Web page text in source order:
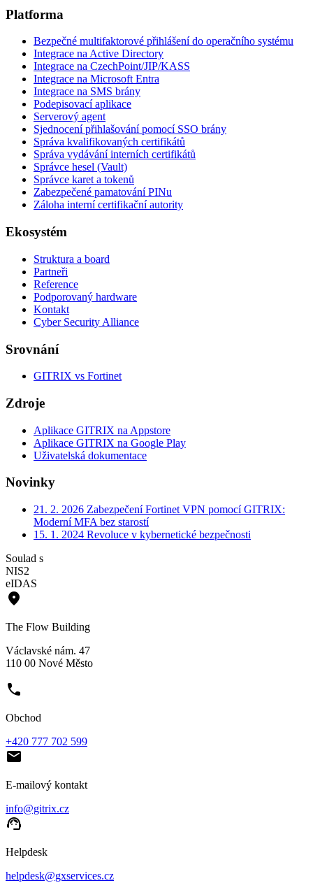
Platforma
Bezpečné multifaktorové přihlášení do operačního systému
Integrace na Active Directory
Integrace na CzechPoint/JIP/KASS
Integrace na Microsoft Entra
Integrace na SMS brány
Podepisovací aplikace
Serverový agent
Sjednocení přihlašování pomocí SSO brány
Správa kvalifikovaných certifikátů
Správa vydávání interních certifikátů
Správce hesel (Vault)
Správce karet a tokenů
Zabezpečené pamatování PINu
Záloha interní certifikační autority
Ekosystém
Struktura a board
Partneři
Reference
Podporovaný hardware
Kontakt
Cyber Security Alliance
Srovnání
GITRIX vs Fortinet
Zdroje
Aplikace GITRIX na Appstore
Aplikace GITRIX na Google Play
Uživatelská dokumentace
Novinky
21. 2. 2026 Zabezpečení Fortinet VPN pomocí GITRIX:
Moderní MFA bez starostí
15. 1. 2024 Revoluce v kybernetické bezpečnosti
Soulad s
NIS2
eIDAS
place
The Flow Building
Václavské nám. 47
110 00 Nové Město
phone
Obchod
+420 777 702 599
email
E-mailový kontakt
info@gitrix.cz
support_agent
Helpdesk
helpdesk@gxservices.cz